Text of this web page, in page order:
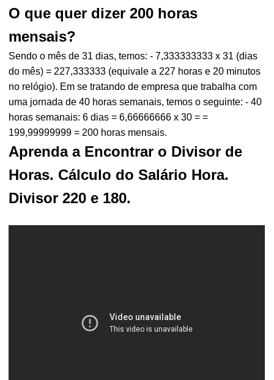
O que quer dizer 200 horas
mensais?
Sendo o mês de 31 dias, temos: - 7,333333333 x 31 (dias
do mês) = 227,333333 (equivale a 227 horas e 20 minutos
no relógio). Em se tratando de empresa que trabalha com
uma jornada de 40 horas semanais, temos o seguinte: - 40
horas semanais: 6 dias = 6,66666666 x 30 = =
199,99999999 = 200 horas mensais.
Aprenda a Encontrar o Divisor de
Horas. Cálculo do Salário Hora.
Divisor 220 e 180.